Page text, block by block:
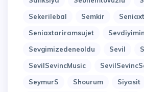
Sekerilebal
Semkir
Seniaxtariramsujet
Sevgimizedeneoldu
Sevil
SevilSevincMusic
SeymurS
Shourum Siyasit